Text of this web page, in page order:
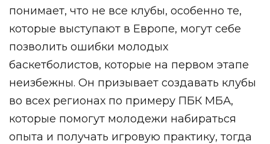
понимает, что не все клубы, особенно те,
которые выступают в Европе, могут себе
позволить ошибки молодых
баскетболистов, которые на первом этапе
неизбежны. Он призывает создавать клубы
во всех регионах по примеру ПБК МБА,
которые помогут молодежи набираться
опыта и получать игровую практику, тогда